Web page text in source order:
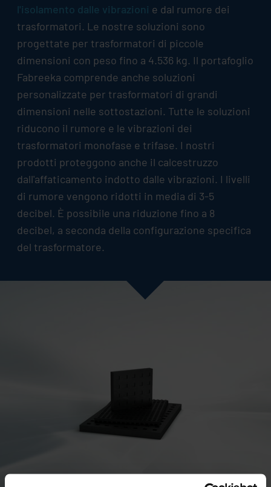
l'isolamento dalle vibrazioni e dal rumore dei
trasformatori. Le nostre soluzioni sono
progettate per trasformatori di piccole
dimensioni con peso fino a 4.536 kg. Il portafoglio
Fabreeka comprende anche soluzioni
personalizzate per trasformatori di grandi
dimensioni nelle sottostazioni. Tutte le soluzioni
riducono il rumore e le vibrazioni dei
trasformatori monofase e trifase. I nostri
prodotti proteggono anche il calcestruzzo
dall'affaticamento indotto dalle vibrazioni. I livelli
di rumore vengono ridotti in media di 3-5
decibel. È possibile una riduzione fino a 8
decibel, a seconda della configurazione specifica
del trasformatore.